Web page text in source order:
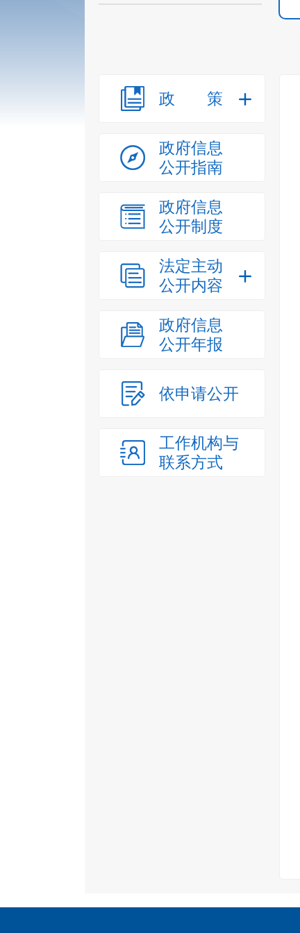
政策
政府信息
公开指南
政府信息
公开制度
法定主动
公开内容
政府信息
公开年报
依申请公开
工作机构与
联系方式